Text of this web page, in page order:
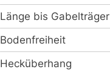
Länge bis Gabelträger
Bodenfreiheit
Hecküberhang